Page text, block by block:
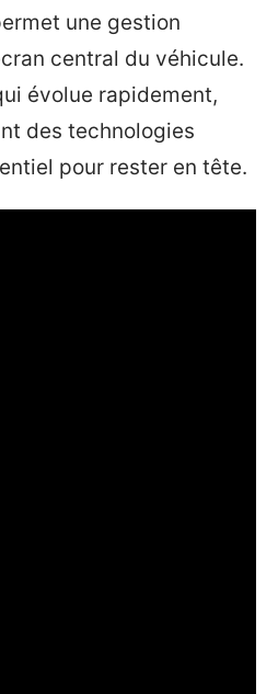
une gestion
central du véhicule.
évolue rapidement,
des technologies
pour rester en tête.